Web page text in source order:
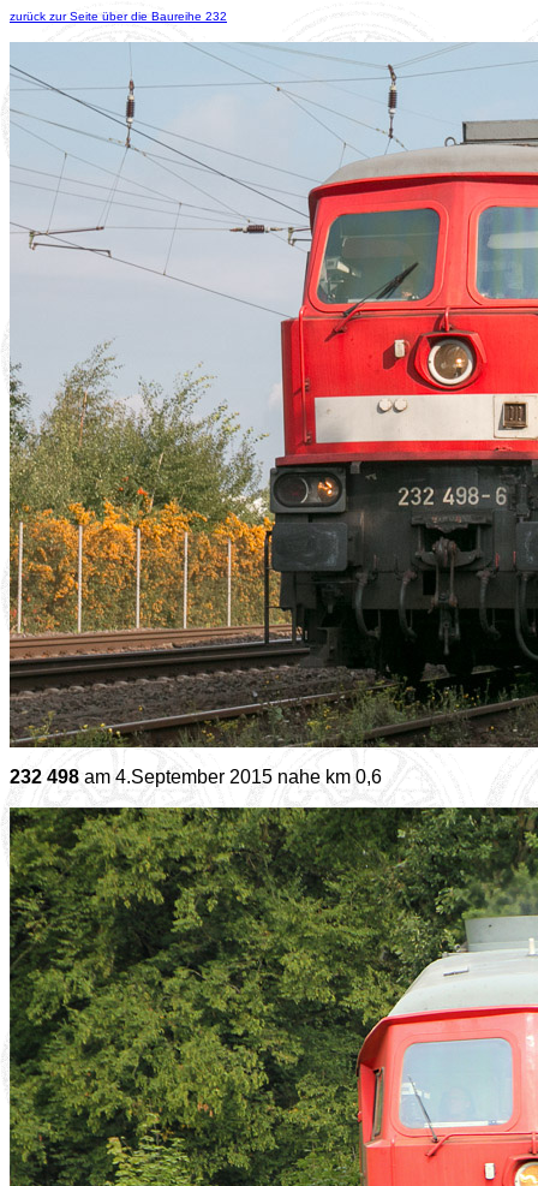
zurück zur Seite über die Baureihe 232
232 498 am 4.September 2015 nahe km 0,6